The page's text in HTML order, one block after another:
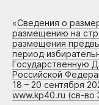
«Сведения о
размещению на
размещения
период
Государственную
Российской
18 – 20 сентября
www.kp40.ru (св-